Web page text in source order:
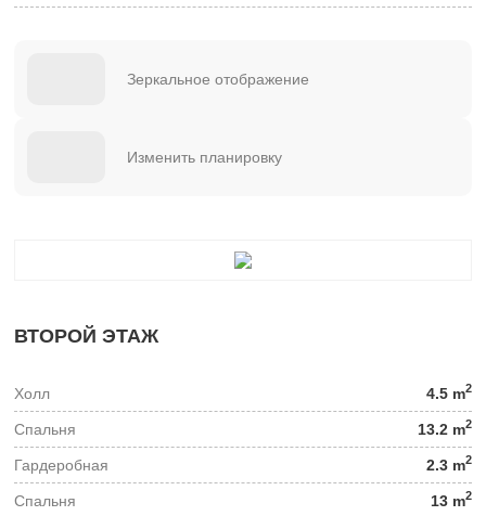
Зеркальное отображение
Изменить планировку
ВТОРОЙ ЭТАЖ
Холл 4.5 m2
Спальня 13.2 m2
Гардеробная 2.3 m2
Спальня 13 m2